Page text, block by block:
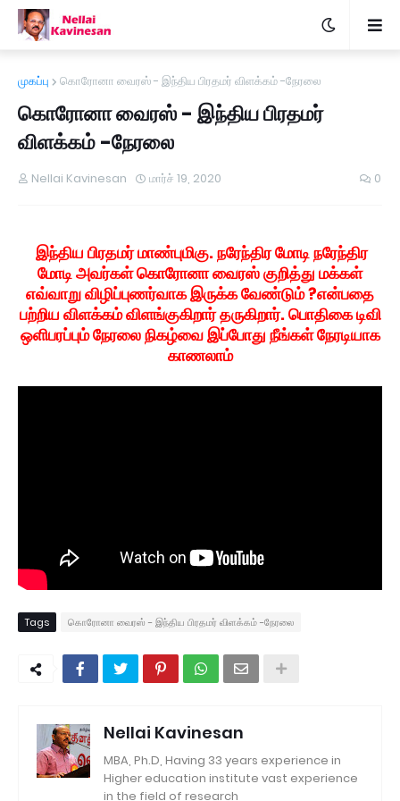
முகப்பு கொரோனா வைரஸ் - இந்திய பிரதமர் விளக்கம் -நேரலை
கொரோனா வைரஸ் - இந்திய பிரதமர்
விளக்கம் -நேரலை
Nellai Kavinesan மார்ச் 19, 2020 0
இந்திய பிரதமர் மாண்புமிகு. நரேந்திர மோடி நரேந்திர
மோடி அவர்கள் கொரோனா வைரஸ் குறித்து மக்கள்
எவ்வாறு விழிப்புணர்வாக இருக்க வேண்டும் ?என்பதை
பற்றிய விளக்கம் விளங்குகிறார் தருகிறார். பொதிகை டிவி
ஒளிபரப்பும் நேரலை நிகழ்வை இப்போது நீங்கள் நேரடியாக
காணலாம்
Tags கொரோனா வைரஸ் - இந்திய பிரதமர் விளக்கம் -நேரலை
Nellai Kavinesan
MBA, Ph.D, Having 33 years experience in
Higher education institute vast experience
in the field of research